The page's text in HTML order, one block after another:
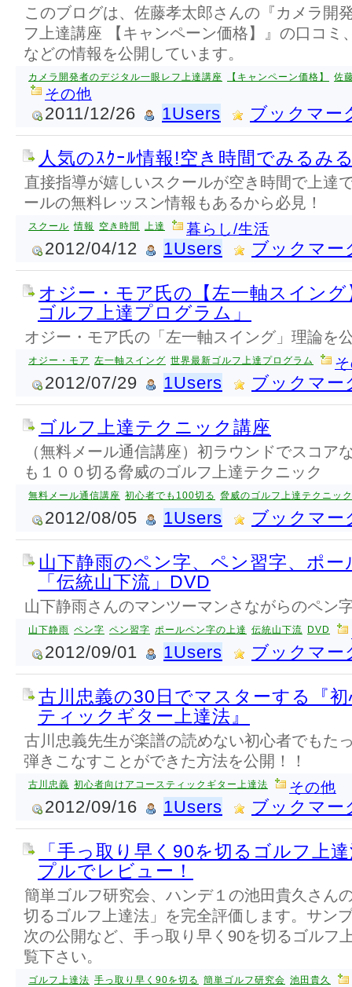
このブログは、佐藤孝太郎さんの『カメラ開
フ上達講座 【キャンペーン価格】』の口コミ
などの情報を公開しています。
カメラ開発者のデジタル一眼レフ上達講座 【キャンペーン価格】 佐
その他
2011/12/26 1Users ブックマー
人気のｽｸｰﾙ情報!空き時間でみるみ
直接指導が嬉しいスクールが空き時間で上達
ールの無料レッスン情報もあるから必見！
スクール 情報 空き時間 上達 暮らし/生活
2012/04/12 1Users ブックマー
オジー・モア氏の【左一軸スイン
ゴルフ上達プログラム」
オジー・モア氏の「左一軸スイング」理論を
オジー・モア 左一軸スイング 世界最新ゴルフ上達プログラム
2012/07/29 1Users ブックマー
ゴルフ上達テクニック講座
（無料メール通信講座）初ラウンドでスコア
も１００切る脅威のゴルフ上達テクニック
無料メール通信講座 初心者でも100切る 脅威のゴルフ上達テクニック
2012/08/05 1Users ブックマー
山下静雨のペン字、ペン習字、ポ
「伝統山下流」DVD
山下静雨さんのマンツーマンさながらのペン
山下静雨 ペン字 ペン習字 ポールペン字の上達 伝統山下流 DVD
2012/09/01 1Users ブックマー
古川忠義の30日でマスターする『
ティックギター上達法』
古川忠義先生が楽譜の読めない初心者でもた
弾きこなすことができた方法を公開！！
古川忠義 初心者向けアコースティックギター上達法 その他
2012/09/16 1Users ブックマー
「手っ取り早く90を切るゴルフ上
プルでレビュー！
簡単ゴルフ研究会、ハンデ１の池田貴久さん
切るゴルフ上達法」を完全評価します。サン
次の公開など、手っ取り早く90を切るゴルフ
覧下さい。
ゴルフ上達法 手っ取り早く90を切る 簡単ゴルフ研究会 池田貴久